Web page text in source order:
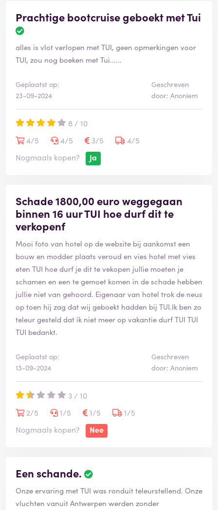
Prachtige bootcruise geboekt met Tui
alles is vlot verlopen met TUI, geen opmerkingen voor
TUI, zou nog boeken met Tui......
Geplaatst op:
23-09-2024
Geschreven
door: Anoniem
8 / 10
4/5
4/5 3/5
4/5
Nogmaals kopen?
Ja
Schade 1800,00 euro weggegaan
binnen 16 uur TUI hoe durf dit te
verkopenf
Mooi foto van hotel op de website bij aankomst een
bouw en modder plaats veroud en vies hotel met vies
eten TUI hoe durf je dit te vekopen jullie moeten je
schamen en een te gemoet komen in de schade hebben
jullie niet van gehoord. Eigenaar van hotel trok de neus
op toen hij zag dat wij geboekt hadden bij TUI.Ik ben zo
teleur gesteld dat ik niet meer op vakantie durf TUI TUI
TUI bedankt.
Geplaatst op:
13-09-2024
Geschreven
door: Anoniem
3 / 10
2/5
1/5 1/5
1/5
Nogmaals kopen?
Nee
Een schande.
Onze ervaring met TUI was ronduit teleurstellend. Onze
vluchten vanuit Antwerpen werden zonder